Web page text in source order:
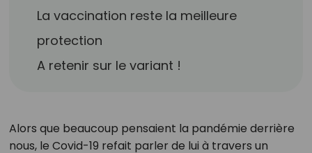
La vaccination reste la meilleure
protection
A retenir sur le variant !
Alors que beaucoup pensaient la pandémie derrière
nous, le Covid-19 refait parler de lui à travers un